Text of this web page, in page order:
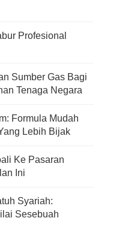
Profesional
Sumber Gas Bagi
Tenaga Negara
Formula Mudah
Lebih Bijak
Ke Pasaran
Ini
Syariah:
Sesebuah